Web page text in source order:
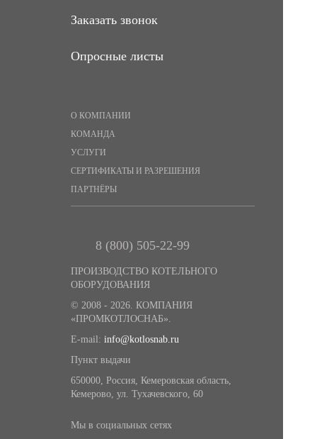
Запасные части водогрейных котлов
Запасные части топок ЗП-РПК
Запасные части топок ТЧЗМ
Запасные части топок ТЛЗМ
ТШПМЦ
Запасные части забрасывателей
топлива
Запасные части чугунных
экономайзеров
Запасные части циклонов
батарейных
Запасные части подъемников ПСК,
Заказать звонок
Опросные листы
О КОМПАНИИ
КОМАНДА
УСЛУГИ
СЕРТИФИКАТЫ И РАЗРЕШЕНИЯ
ПАРТНЁРЫ
8 (800) 505-22-99
ПРОИЗВОДСТВО КОТЕЛЬНОГО
ОБОРУДОВАНИЯ
© 2008 - 2026. КОМПАНИЯ
«ПРОМКОТЛОСНАБ».
E-mail: info@kotlosnab.ru
Пункт выдачи
650000, Россия, Кемеровская область,
Кемерово, ул. Тухачевского, 60
Мы в социальных сетях